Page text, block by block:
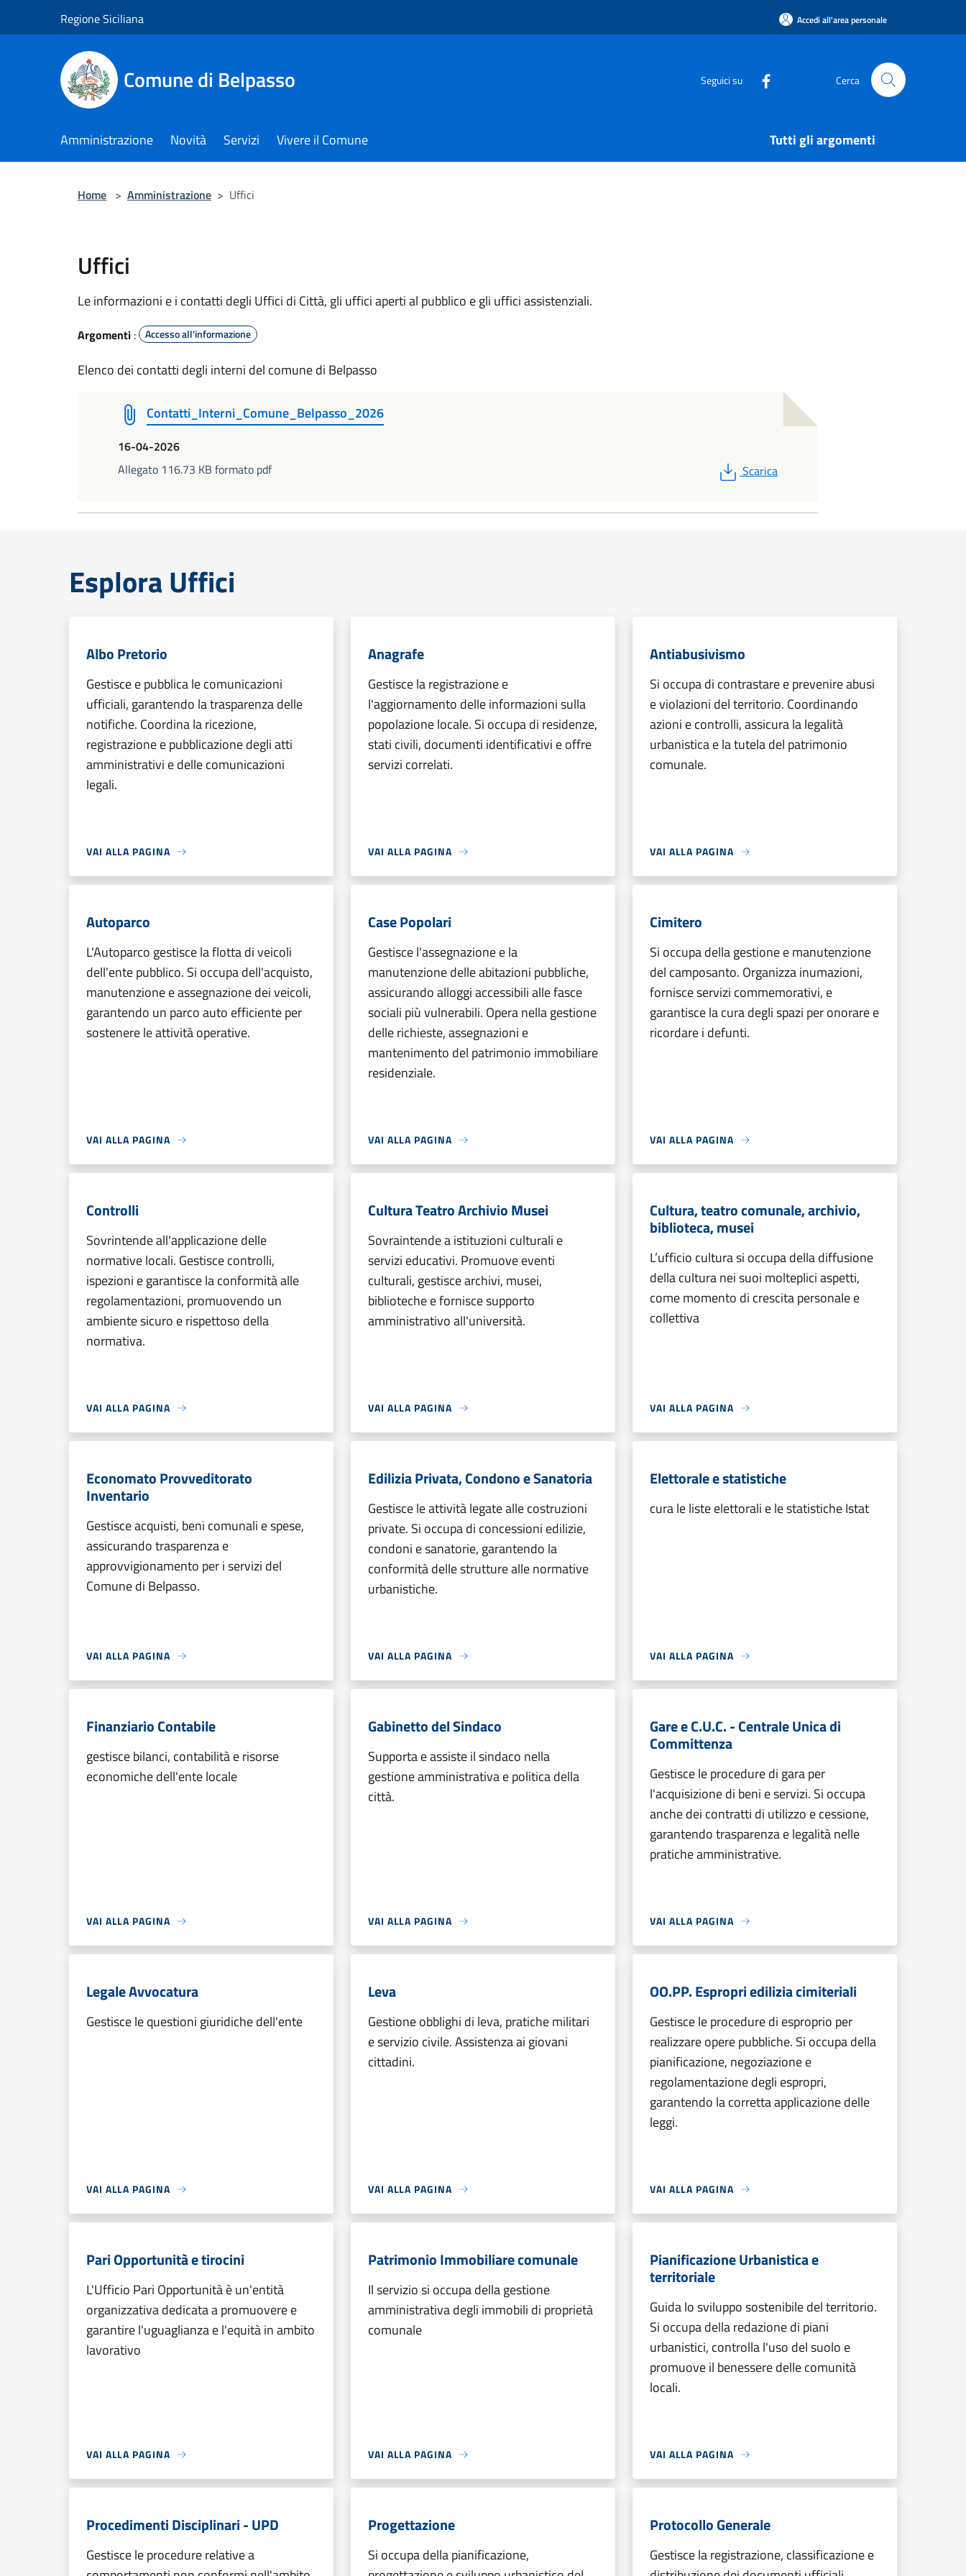
Regione Siciliana Accedi all'area personale
Comune di Belpasso Seguici su Cerca
Amministrazione Novità Servizi Vivere il Comune Tutti gli argomenti
Home > Amministrazione > Uffici
Uffici
Le informazioni e i contatti degli Uffici di Città, gli uffici aperti al pubblico e gli uffici assistenziali.
Argomenti : Accesso all'informazione
Elenco dei contatti degli interni del comune di Belpasso
Contatti_Interni_Comune_Belpasso_2026
16-04-2026
Allegato 116.73 KB formato pdf
PDF
Scarica
Esplora Uffici
Albo Pretorio
Gestisce e pubblica le comunicazioni
ufficiali, garantendo la trasparenza delle
notifiche. Coordina la ricezione,
registrazione e pubblicazione degli atti
amministrativi e delle comunicazioni
legali.
VAI ALLA PAGINA
Anagrafe
Gestisce la registrazione e
l'aggiornamento delle informazioni sulla
popolazione locale. Si occupa di residenze,
stati civili, documenti identificativi e offre
servizi correlati.
VAI ALLA PAGINA
Antiabusivismo
Si occupa di contrastare e prevenire abusi
e violazioni del territorio. Coordinando
azioni e controlli, assicura la legalità
urbanistica e la tutela del patrimonio
comunale.
VAI ALLA PAGINA
Autoparco
L'Autoparco gestisce la flotta di veicoli
dell'ente pubblico. Si occupa dell'acquisto,
manutenzione e assegnazione dei veicoli,
garantendo un parco auto efficiente per
sostenere le attività operative.
VAI ALLA PAGINA
Case Popolari
Gestisce l'assegnazione e la
manutenzione delle abitazioni pubbliche,
assicurando alloggi accessibili alle fasce
sociali più vulnerabili. Opera nella gestione
delle richieste, assegnazioni e
mantenimento del patrimonio immobiliare
residenziale.
VAI ALLA PAGINA
Cimitero
Si occupa della gestione e manutenzione
del camposanto. Organizza inumazioni,
fornisce servizi commemorativi, e
garantisce la cura degli spazi per onorare e
ricordare i defunti.
VAI ALLA PAGINA
Controlli
Sovrintende all'applicazione delle
normative locali. Gestisce controlli,
ispezioni e garantisce la conformità alle
regolamentazioni, promuovendo un
ambiente sicuro e rispettoso della
normativa.
VAI ALLA PAGINA
Cultura Teatro Archivio Musei
Sovraintende a istituzioni culturali e
servizi educativi. Promuove eventi
culturali, gestisce archivi, musei,
biblioteche e fornisce supporto
amministrativo all'università.
VAI ALLA PAGINA
Cultura, teatro comunale, archivio,
biblioteca, musei
L’ufficio cultura si occupa della diffusione
della cultura nei suoi molteplici aspetti,
come momento di crescita personale e
collettiva
VAI ALLA PAGINA
Economato Provveditorato
Inventario
Gestisce acquisti, beni comunali e spese,
assicurando trasparenza e
approvvigionamento per i servizi del
Comune di Belpasso.
VAI ALLA PAGINA
Edilizia Privata, Condono e Sanatoria
Gestisce le attività legate alle costruzioni
private. Si occupa di concessioni edilizie,
condoni e sanatorie, garantendo la
conformità delle strutture alle normative
urbanistiche.
VAI ALLA PAGINA
Elettorale e statistiche
cura le liste elettorali e le statistiche Istat
VAI ALLA PAGINA
Finanziario Contabile
gestisce bilanci, contabilità e risorse
economiche dell'ente locale
VAI ALLA PAGINA
Gabinetto del Sindaco
Supporta e assiste il sindaco nella
gestione amministrativa e politica della
città.
VAI ALLA PAGINA
Gare e C.U.C. - Centrale Unica di
Committenza
Gestisce le procedure di gara per
l'acquisizione di beni e servizi. Si occupa
anche dei contratti di utilizzo e cessione,
garantendo trasparenza e legalità nelle
pratiche amministrative.
VAI ALLA PAGINA
Legale Avvocatura
Gestisce le questioni giuridiche dell'ente
VAI ALLA PAGINA
Leva
Gestione obblighi di leva, pratiche militari
e servizio civile. Assistenza ai giovani
cittadini.
VAI ALLA PAGINA
OO.PP. Espropri edilizia cimiteriali
Gestisce le procedure di esproprio per
realizzare opere pubbliche. Si occupa della
pianificazione, negoziazione e
regolamentazione degli espropri,
garantendo la corretta applicazione delle
leggi.
VAI ALLA PAGINA
Pari Opportunità e tirocini
L'Ufficio Pari Opportunità è un'entità
organizzativa dedicata a promuovere e
garantire l'uguaglianza e l'equità in ambito
lavorativo
VAI ALLA PAGINA
Patrimonio Immobiliare comunale
Il servizio si occupa della gestione
amministrativa degli immobili di proprietà
comunale
VAI ALLA PAGINA
Pianificazione Urbanistica e
territoriale
Guida lo sviluppo sostenibile del territorio.
Si occupa della redazione di piani
urbanistici, controlla l'uso del suolo e
promuove il benessere delle comunità
locali.
VAI ALLA PAGINA
Procedimenti Disciplinari - UPD
Gestisce le procedure relative a
Progettazione
Si occupa della pianificazione,
Protocollo Generale
Gestisce la registrazione, classificazione e